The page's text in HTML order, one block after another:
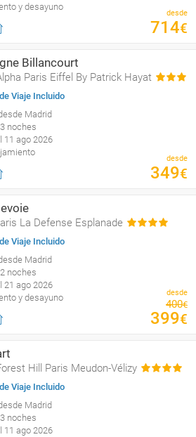
y desayuno
desde
714€
Billancourt
Paris Eiffel By Patrick Hayat
Viaje Incluido
Madrid
noches
11 ago 2026
desde
349€
La Defense Esplanade
Viaje Incluido
Madrid
noches
21 ago 2026
y desayuno
desde
400€
399€
Hill Paris Meudon-Vélizy
Viaje Incluido
Madrid
noches
11 ago 2026